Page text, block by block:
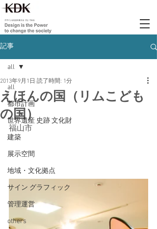
記事
all
都市計画
世界遺産 史跡 文化財
建築
展示空間
地域・文化拠点
サイン グラフィック
管理運営
others
all
えほんの国（リムこども
の国）
2013年9月1日 読了時間: 1分
福山市